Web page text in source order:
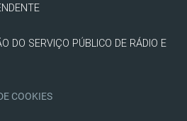
DO SERVIÇO PÚBLICO DE RÁDIO E
COOKIES